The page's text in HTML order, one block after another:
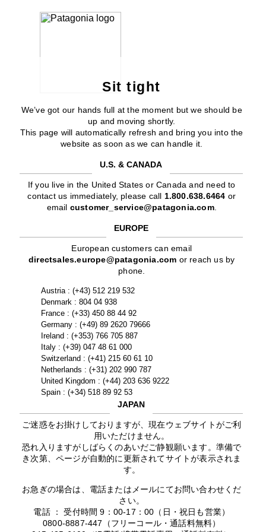
Sit tight
We’ve got our hands full at the moment but we should be
up and moving shortly.
This page will automatically refresh and bring you into the
website as soon as we can handle it.
U.S. & CANADA
If you live in the United States or Canada and need to
contact us immediately, please call 1.800.638.6464 or
email customer_service@patagonia.com.
EUROPE
European customers can email
directsales.europe@patagonia.com or reach us by
phone.
Austria : (+43) 512 219 532
Denmark : 804 04 938
France : (+33) 450 88 44 92
Germany : (+49) 89 2620 79666
Ireland : (+353) 766 705 887
Italy : (+39) 047 48 61 000
Switzerland : (+41) 215 60 61 10
Netherlands : (+31) 202 990 787
United Kingdom : (+44) 203 636 9222
Spain : (+34) 518 89 92 53
JAPAN
ご迷惑をお掛けしておりますが、現在ウェブサイトがご利
用いただけません。
恐れ入りますがしばらくのあいだご静観願います。準備で
き次第、ページが自動的に更新されてサイトが表示されま
す。
お急ぎの場合は、電話またはメールにてお問い合わせくだ
さい。
電話 ： 受付時間 9：00-17：00（日・祝日も営業）
0800-8887-447（フリーコール・通話料無料）